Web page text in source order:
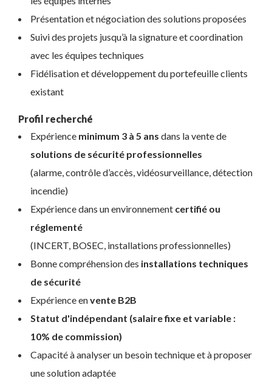
Présentation et négociation des solutions proposées
Suivi des projets jusqu’à la signature et coordination
avec les équipes techniques
Fidélisation et développement du portefeuille clients
existant
Profil recherché
Expérience minimum 3 à 5 ans dans la vente de
solutions de sécurité professionnelles
(alarme, contrôle d’accès, vidéosurveillance, détection
incendie)
Expérience dans un environnement certifié ou
réglementé
(INCERT, BOSEC, installations professionnelles)
Bonne compréhension des installations techniques
de sécurité
Expérience envente B2B
Statut d'indépendant (salaire fixe et variable :
10% de commission)
Capacité à analyser un besoin technique et à proposer
une solution adaptée